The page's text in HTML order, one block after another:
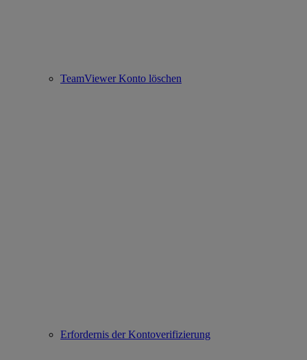
TeamViewer Konto löschen
Erfordernis der Kontoverifizierung